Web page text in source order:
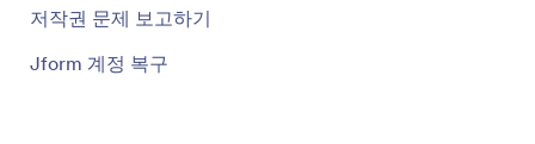
저작권 문제 보고하기
Jform 계정 복구